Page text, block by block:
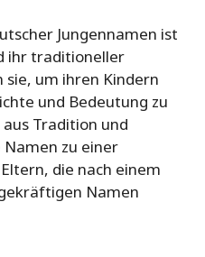
Jungennamen ist
ihr traditioneller
sie, um ihren Kindern
und Bedeutung zu
Tradition und
zu einer
die nach einem
Namen